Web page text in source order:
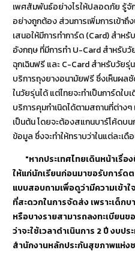
เพศสัมพันธ์อย่างไรให้ปลอดภัย รู้จั
อย่างถูกต้อง ส่วนการเพิ่มการเข้า
เสนอให้มีการทำการ์ด (Card) สำห
อังกฤษ ที่มีการทำ U-Card สำหรับ
ฉุกเฉินฟรี และ C-Card สำหรับวัยรุ่
บริการถุงยางอนามัยฟรี ซึ่งเห็นผล
ในวัยรุ่นได้ แต่ไทยจะทำเป็นการ์ดใ
บริการคุมกำเนิดได้ตามสถานที่ต่าง
เป็นต้น โดยจะต้องสแกนบาร์โค้ดบ
ข้อมูล ซึ่งจะทำให้ทราบว่าในแต่ละเ
"หากประเทศไทยเดินหน้าเรื่อ
ให้แก่นักเรียนก่อนมาขอรับการ์ด
แบบสอบถามเพื่อดูว่ามีความเข้า
ที่สะดวกในการจัดส่ง เพราะเด็ก
หรือบางรายสามารถลงทะเบียน
ว่าจะใช้เวลาดำเนินการ 2 ปี งบ
สำนักงานหลักประกันสุขภาพแห่